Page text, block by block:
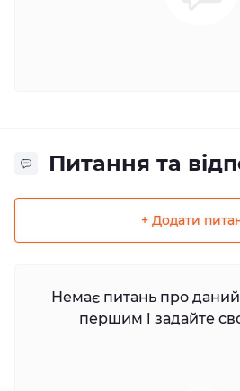
Питання та
+ Додати
Немає питань про даний
першим і задайте